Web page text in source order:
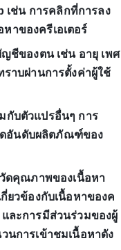
เช่น การคลิกที่การลง
าของครีเอเตอร์
ชีของตน เช่น อายุ เพศ
ราบผ่านการตั้งค่าผู้ใช้
กับตัวแปรอื่นๆ การ
อันดับผลิตภัณฑ์ของ
วัดคุณภาพของเนื้อหา
กี่ยวข้องกับเนื้อหาของค
ละการมีส่วนร่วมของผู้
นการเข้าชมเนื้อหาดัง